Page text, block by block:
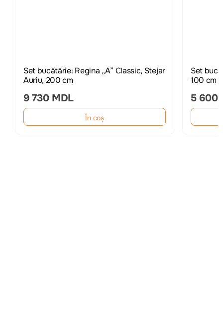
Set bucătărie: Regina „A” Classic, Stejar
Auriu, 200 cm
9 730 MDL
În coș
Set
100 cm
5 600